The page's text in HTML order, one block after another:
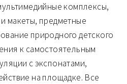
комплексы,
макеты, предметные
природного детского
к самостоятельным
с экспонатами,
на площадке. Все